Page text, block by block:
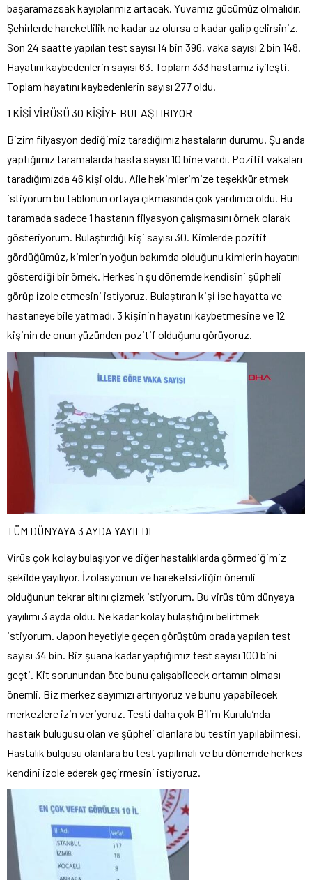
başaramazsak kayıplarımız artacak. Yuvamız gücümüz olmalıdır.
Şehirlerde hareketlilik ne kadar az olursa o kadar galip gelirsiniz.
Son 24 saatte yapılan test sayısı 14 bin 396, vaka sayısı 2 bin 148.
Hayatını kaybedenlerin sayısı 63. Toplam 333 hastamız iyileşti.
Toplam hayatını kaybedenlerin sayısı 277 oldu.
1 KİŞİ VİRÜSÜ 30 KİŞİYE BULAŞTIRIYOR
Bizim filyasyon dediğimiz taradığımız hastaların durumu. Şu anda
yaptığımız taramalarda hasta sayısı 10 bine vardı. Pozitif vakaları
taradığımızda 46 kişi oldu. Aile hekimlerimize teşekkür etmek
istiyorum bu tablonun ortaya çıkmasında çok yardımcı oldu. Bu
taramada sadece 1 hastanın filyasyon çalışmasını örnek olarak
gösteriyorum. Bulaştırdığı kişi sayısı 30. Kimlerde pozitif
gördüğümüz, kimlerin yoğun bakımda olduğunu kimlerin hayatını
gösterdiği bir örnek. Herkesin şu dönemde kendisini şüpheli
görüp izole etmesini istiyoruz. Bulaştıran kişi ise hayatta ve
hastaneye bile yatmadı. 3 kişinin hayatını kaybetmesine ve 12
kişinin de onun yüzünden pozitif olduğunu görüyoruz.
TÜM DÜNYAYA 3 AYDA YAYILDI
Virüs çok kolay bulaşıyor ve diğer hastalıklarda görmediğimiz
şekilde yayılıyor. İzolasyonun ve hareketsizliğin önemli
olduğunun tekrar altını çizmek istiyorum. Bu virüs tüm dünyaya
yayılımı 3 ayda oldu. Ne kadar kolay bulaştığını belirtmek
istiyorum. Japon heyetiyle geçen görüştüm orada yapılan test
sayısı 34 bin. Biz şuana kadar yaptığımız test sayısı 100 bini
geçti. Kit sorunundan öte bunu çalışabilecek ortamın olması
önemli. Biz merkez sayımızı artırıyoruz ve bunu yapabilecek
merkezlere izin veriyoruz. Testi daha çok Bilim Kurulu’nda
hastaık bulugusu olan ve şüpheli olanlara bu testin yapılabilmesi.
Hastalık bulgusu olanlara bu test yapılmalı ve bu dönemde herkes
kendini izole ederek geçirmesini istiyoruz.